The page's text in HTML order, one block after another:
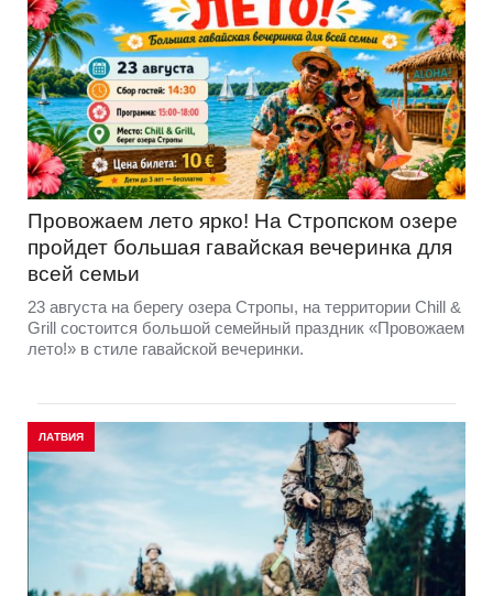
Провожаем лето ярко! На Стропском озере
пройдет большая гавайская вечеринка для
всей семьи
23 августа на берегу озера Стропы, на территории Chill &
Grill состоится большой семейный праздник «Провожаем
лето!» в стиле гавайской вечеринки.
ЛАТВИЯ